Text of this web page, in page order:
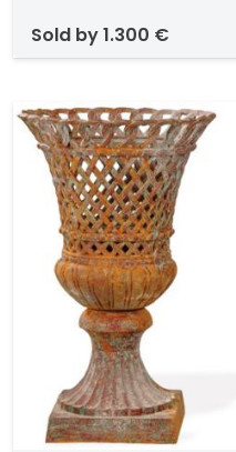
sold by1.300 €